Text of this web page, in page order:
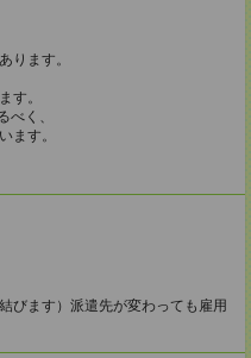
ります。
す。
く、
ます。
びます）派遣先が変わっても雇用